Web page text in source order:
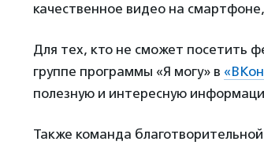
качественное видео на
Для тех, кто не сможет посетить
группе программы «Я могу» в
полезную и интересную
Также команда